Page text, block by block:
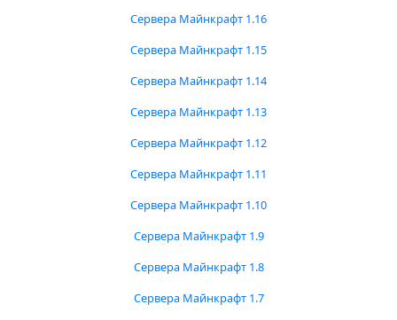
Сервера Майнкрафт 1.16
Сервера Майнкрафт 1.15
Сервера Майнкрафт 1.14
Сервера Майнкрафт 1.13
Сервера Майнкрафт 1.12
Сервера Майнкрафт 1.11
Сервера Майнкрафт 1.10
Сервера Майнкрафт 1.9
Сервера Майнкрафт 1.8
Сервера Майнкрафт 1.7